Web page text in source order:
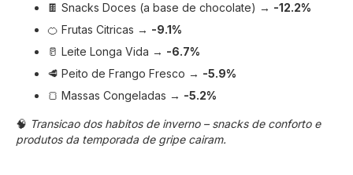
🍫 Snacks Doces (a base de chocolate) → -12.2%
🍊 Frutas Citricas → -9.1%
🥛 Leite Longa Vida → -6.7%
🥩 Peito de Frango Fresco → -5.9%
🍞 Massas Congeladas → -5.2%
🧠 Transicao dos habitos de inverno – snacks de conforto e
produtos da temporada de gripe cairam.